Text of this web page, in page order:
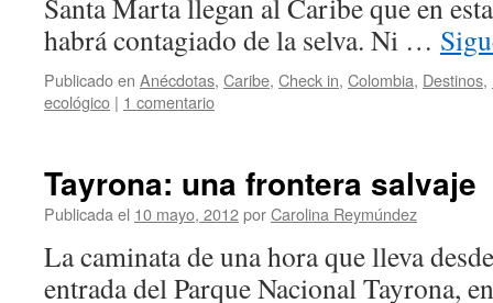
Santa Marta llegan al Caribe que en
habrá contagiado de la selva. Ni …
Publicado en Anécdotas, Caribe, Check in, Colombia, Destinos,
ecológico | 1 comentario
Tayrona: una frontera salvaje
Publicada el 10 mayo, 2012porCarolina Reymúndez
La caminata de una hora que lleva
entrada del Parque Nacional Tayrona,